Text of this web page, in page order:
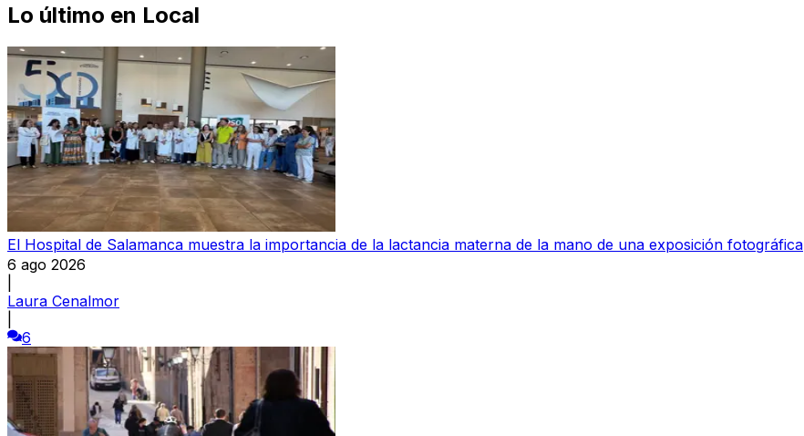
Lo último en Local
El Hospital de Salamanca muestra la importancia de la lactancia materna de la mano de una exposición fotográfica
6 ago 2026
Laura Cenalmor
6